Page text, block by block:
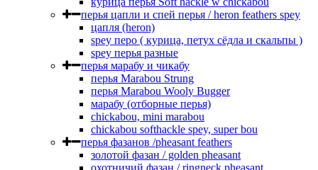
перья цапли и спей перья / heron feathers spey
цапля (heron)
spey перо ( курица, петух сёдла и скальпы )
spey перья разные
перья марабу и чикабу
перья Marabou Strung
перья Marabou Wooly Bugger
марабу (отборные перья)
сhickabou, mini marabou
chickabou softhackle spey, super bou
перья фазанов /pheasant feathers
золотой фазан / golden pheasant
охотничий фазан / ringneck pheasant